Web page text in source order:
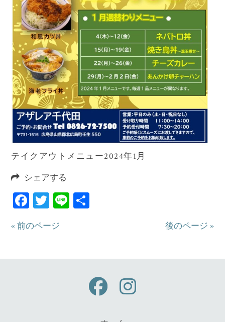
テイクアウトメニュー2024年1月
シェアする
Facebook
Twitter
Line
« 前のページ 後のページ »